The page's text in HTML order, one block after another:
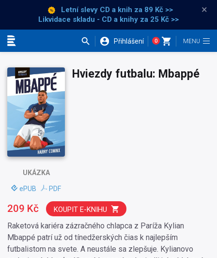
Letní slevy CD a knih za 89 Kč >>
Likvidace skladu - CD a knihy za 25 Kč >>
×
Přihlášení 0
UKÁZKA
ePUB PDF
Hviezdy futbalu: Mbappé
Raketová kariéra zázračného chlapca z Paríža Kylian
Mbappé patrí už od tínedžerských čias k najlepším
futbalistom na svete. A neustále sa zlepšuje. Kylianovo
209 Kč KOUPIT E-KNIHU